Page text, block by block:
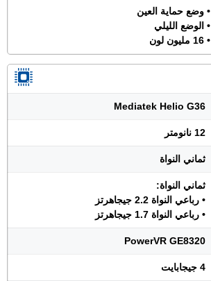
• وضع حماية العين
• الوضع الليلي
• 16 مليون لون
Mediatek Helio G36
12 نانومتر
ثماني النواة
ثماني النواة:
• رباعي النواة 2.2 جيجاهرتز
• رباعي النواة 1.7 جيجاهرتز
PowerVR GE8320
4 جيجابايت